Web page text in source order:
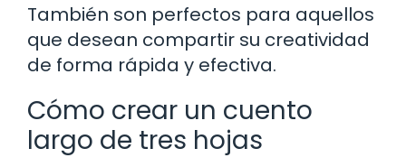
También son perfectos para aquellos
que desean compartir su creatividad
de forma rápida y efectiva.
Cómo crear un cuento
largo de tres hojas